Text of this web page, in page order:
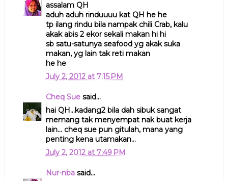
assalam QH
aduh aduh rinduuuu kat QH he he
tp ilang rindu bila nampak chili Crab, kalu
akak abis 2 ekor sekali makan hi hi
sb satu-satunya seafood yg akak suka
makan, yg lain tak reti makan
he he
July 2, 2012 at 7:15 PM
Cheq Suesaid...
hai QH...kadang2 bila dah sibuk sangat
memang tak menyempat nak buat kerja
lain... cheq sue pun gitulah, mana yang
penting kena utamakan...
July 2, 2012 at 7:49 PM
Nur-nbasaid...